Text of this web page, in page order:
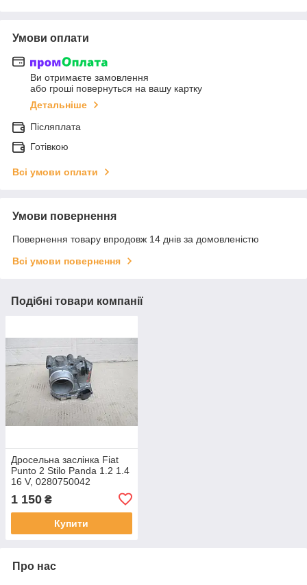
Умови оплати
Ви отримаєте замовлення
або гроші повернуться на вашу картку
Детальніше
Післяплата
Готівкою
Всі умови оплати
Умови повернення
Повернення товару впродовж 14 днів за домовленістю
Всі умови повернення
Подібні товари компанії
Дросельна заслінка Fiat
Punto 2 Stilo Panda 1.2 1.4
16 V, 0280750042
1 150 ₴
Купити
Про нас